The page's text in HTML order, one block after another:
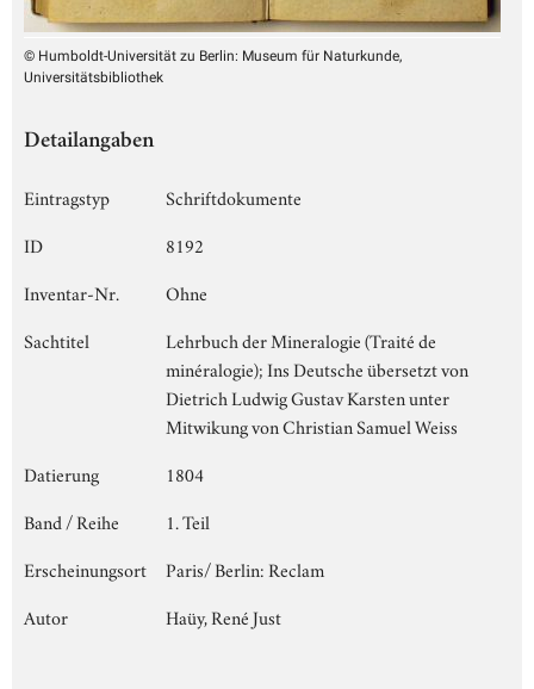
© Humboldt-Universität zu Berlin: Museum für Naturkunde,
Universitätsbibliothek
Detailangaben
Eintragstyp
Schriftdokumente
ID
8192
Inventar-Nr.
Ohne
Sachtitel
Lehrbuch der Mineralogie (Traité de
minéralogie); Ins Deutsche übersetzt von
Dietrich Ludwig Gustav Karsten unter
Mitwikung von Christian Samuel Weiss
Datierung
1804
Band / Reihe
1. Teil
Erscheinungsort
Paris/ Berlin: Reclam
Autor
Haüy, René Just